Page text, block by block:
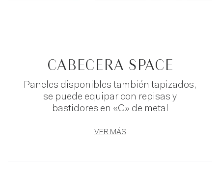
CABECERA SPACE
Paneles disponibles también tapizados,
se puede equipar con repisas y
bastidores en «C» de metal
VER MÁS